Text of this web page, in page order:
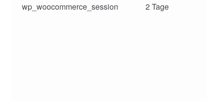
wp_woocommerce_session 2 Tage